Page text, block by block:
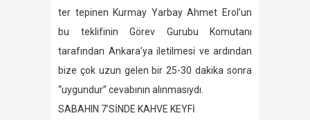
ter tepinen Kurmay Yarbay Ahmet Erol’un
bu teklifinin Görev Gurubu Komutanı
tarafından Ankara’ya iletilmesi ve ardından
bize çok uzun gelen bir 25-30 dakika sonra
“uygundur” cevabının alınmasıydı.
SABAHIN 7’SİNDE KAHVE KEYFİ